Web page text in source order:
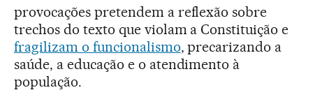
provocações pretendem a reflexão sobre
trechos do texto que violam a Constituição e
fragilizam o funcionalismo, precarizando a
saúde, a educação e o atendimento à
população.